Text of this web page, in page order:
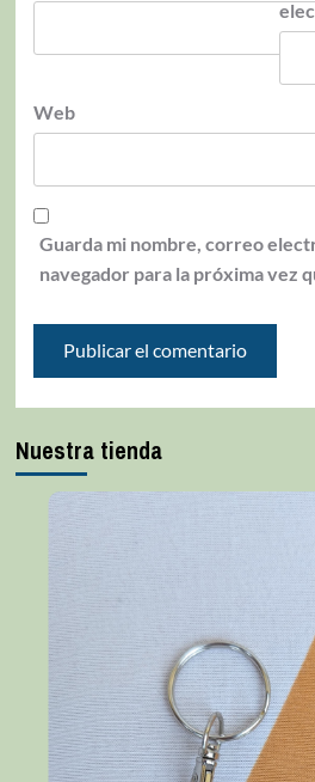
Web
Guarda mi nombre, correo
navegador para la próxima vez
Nuestra tienda